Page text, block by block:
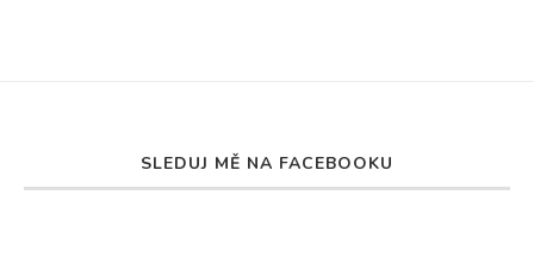
SLEDUJ MĚ NA FACEBOOKU